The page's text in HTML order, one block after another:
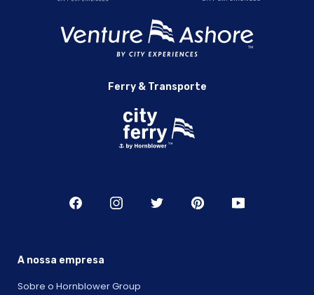
Ferry & Transporte
A nossa empresa
Sobre o Hornblower Group